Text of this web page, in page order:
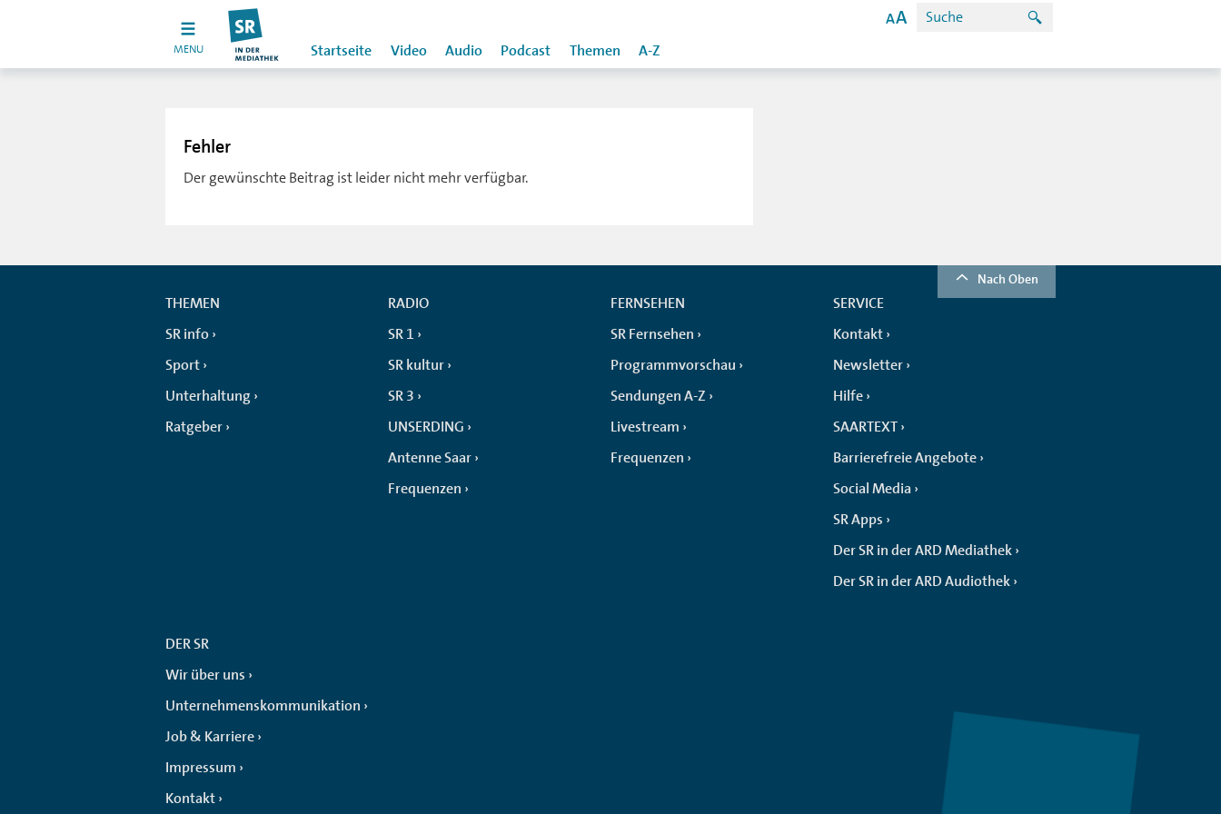
MENU Startseite Video Audio Podcast Themen A-Z
Fehler
Der gewünschte Beitrag ist leider nicht mehr verfügbar.
Nach Oben
THEMEN
SR info
Sport
Unterhaltung
Ratgeber
RADIO
SR 1
SR kultur
SR 3
UNSERDING
Antenne Saar
Frequenzen
FERNSEHEN
SR Fernsehen
Programmvorschau
Sendungen A-Z
Livestream
Frequenzen
SERVICE
Kontakt
Newsletter
Hilfe
SAARTEXT
Barrierefreie Angebote
Social Media
SR Apps
Der SR in der ARD Mediathek
Der SR in der ARD Audiothek
DER SR
Wir über uns
Unternehmenskommunikation
Job & Karriere
Impressum
Kontakt